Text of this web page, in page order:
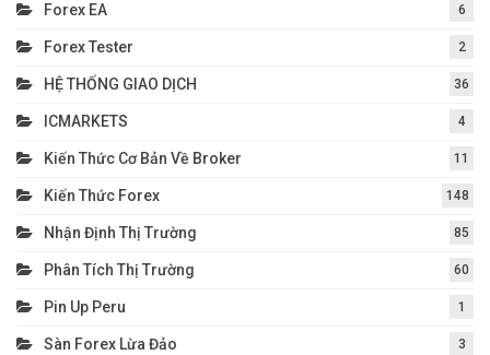
Forex EA 6
Forex Tester 2
HỆ THỐNG GIAO DỊCH 36
ICMARKETS 4
Kiến Thức Cơ Bản Về Broker 11
Kiến Thức Forex 148
Nhận Định Thị Trường 85
Phân Tích Thị Trường 60
Pin Up Peru 1
Sàn Forex Lừa Đảo 3